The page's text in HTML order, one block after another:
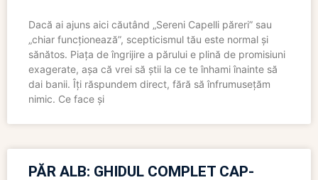
Dacă ai ajuns aici căutând „Sereni Capelli păreri” sau
„chiar funcționează”, scepticismul tău este normal și
sănătos. Piața de îngrijire a părului e plină de promisiuni
exagerate, așa că vrei să știi la ce te înhami înainte să
dai banii. Îți răspundem direct, fără să înfrumusețăm
nimic. Ce face și
PĂR ALB: GHIDUL COMPLET CAP-